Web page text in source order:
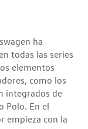
ha
todas las series
elementos
como los
integrados de
Polo. En el
empieza con la